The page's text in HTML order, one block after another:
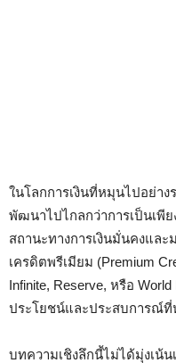
ในโลกการเงินที่หมุนไปอย่าง
พัฒนาไปไกลกว่าการเป็นเพีย
สถานะทางการเงินมั่นคงแล
เครดิตพรีเมียม (Premium
Infinite, Reserve, หรือ
ประโยชน์และประสบการณ์ที่
บทความเชิงลึกนี้ไม่ได้มุ่งเน้